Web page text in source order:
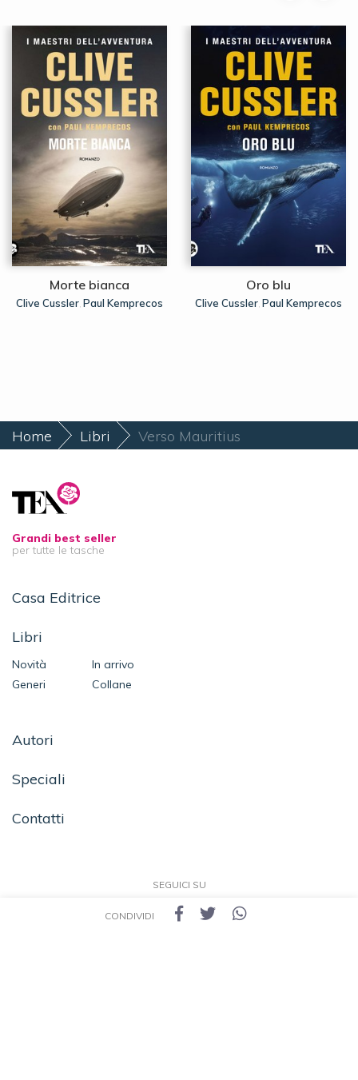
Morte bianca
Clive Cussler, Paul Kemprecos
Oro blu
Clive Cussler, Paul Kemprecos
CONDIVIDI
Home Libri Verso Mauritius
Grandi best seller
per tutte le tasche
Casa Editrice
Libri
Novità
In arrivo
Generi
Collane
Autori
Speciali
Contatti
SEGUICI SU